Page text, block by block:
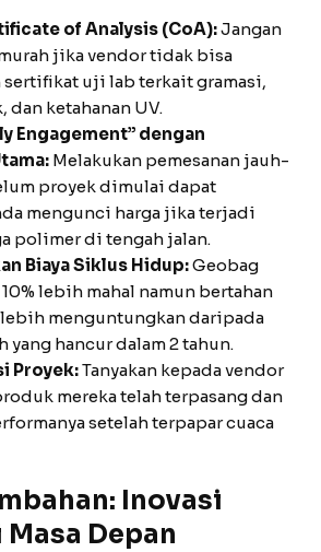
of Analysis (CoA):Jangan
jika vendor tidak bisa
uji lab terkait gramasi,
dan ketahanan UV.
Engagement” dengan
Melakukan pemesanan jauh-
proyek dimulai dapat
mengunci harga jika terjadi
polimer di tengah jalan.
Biaya Siklus Hidup:Geobag
lebih mahal namun bertahan
menguntungkan daripada
yang hancur dalam 2 tahun.
Proyek:Tanyakan kepada vendor
mereka telah terpasang dan
setelah terpapar cuaca
Inovasi
Depan